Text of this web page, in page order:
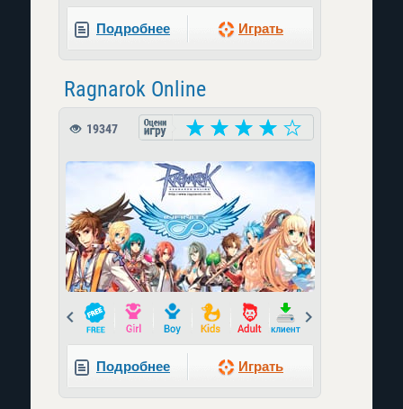
Подробнее Играть
Ragnarok Online
19347
Prev
Подробнее Играть